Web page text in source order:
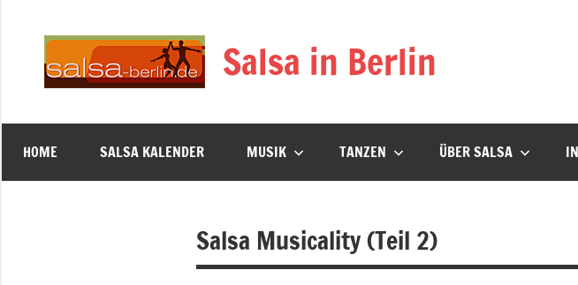
springen
Salsa in Berlin
HOME SALSA KALENDER MUSIK TANZEN ÜBER SALSA
Salsa Musicality (Teil 2)